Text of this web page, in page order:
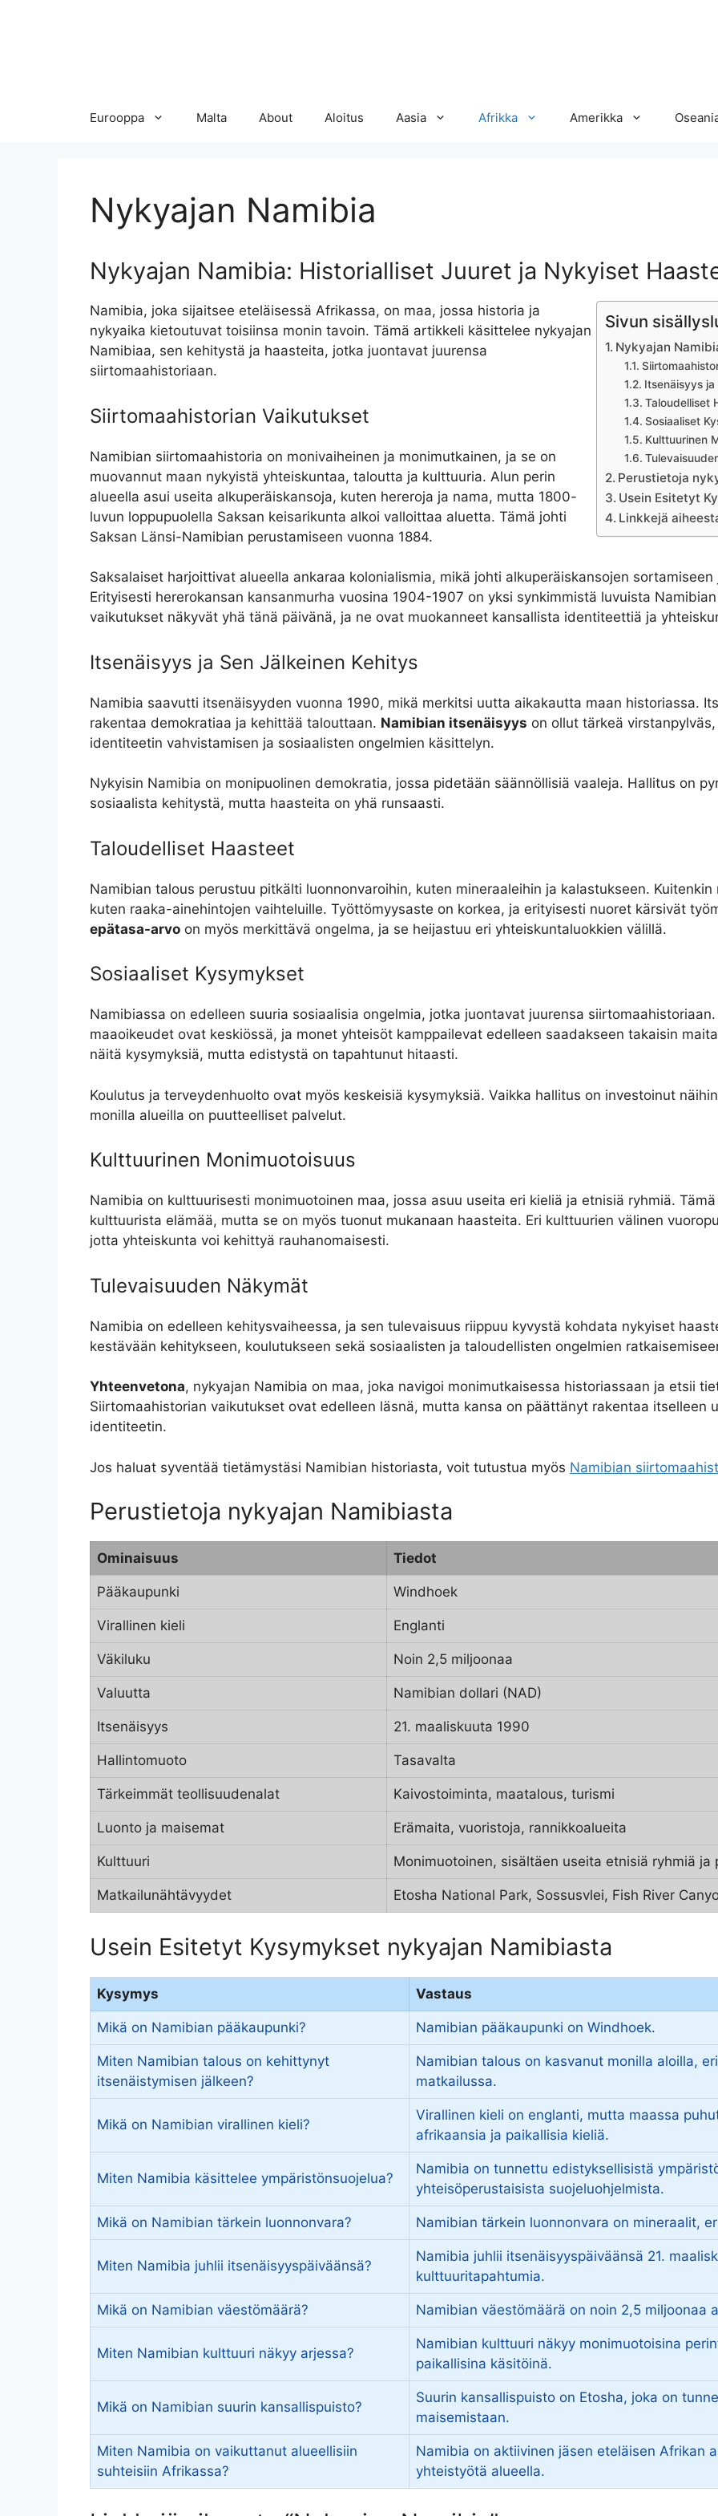
Eurooppa Malta About Aloitus Aasia Afrikka Amerikka
Nykyajan Namibia
Nykyajan Namibia: Historialliset Juuret ja Nykyiset
Sivun
Nykyajan
Itsenäisyys
Taloudelliset
Sosiaaliset
Kulttuurinen
Perustietoja
Usein Esitetyt
Linkkejä
Namibia, joka sijaitsee eteläisessä Afrikassa, on maa, jossa historia ja
nykyaika kietoutuvat toisiinsa monin tavoin. Tämä artikkeli käsittelee nykyajan
Namibiaa, sen kehitystä ja haasteita, jotka juontavat juurensa
siirtomaahistoriaan.
Siirtomaahistorian Vaikutukset
Namibian siirtomaahistoria on monivaiheinen ja monimutkainen, ja se on
muovannut maan nykyistä yhteiskuntaa, taloutta ja kulttuuria. Alun perin
alueella asui useita alkuperäiskansoja, kuten hereroja ja nama, mutta 1800-
luvun loppupuolella Saksan keisarikunta alkoi valloittaa aluetta. Tämä johti
Saksan Länsi-Namibian perustamiseen vuonna 1884.
Saksalaiset harjoittivat alueella ankaraa kolonialismia, mikä johti alkuperäiskansojen
Erityisesti hererokansan kansanmurha vuosina 1904-1907 on yksi synkimmistä luvuista
vaikutukset näkyvät yhä tänä päivänä, ja ne ovat muokanneet kansallista identiteettiä ja
Itsenäisyys ja Sen Jälkeinen Kehitys
Namibia saavutti itsenäisyyden vuonna 1990, mikä merkitsi uutta aikakautta maan historiassa.
rakentaa demokratiaa ja kehittää talouttaan. Namibian itsenäisyys on ollut tärkeä
identiteetin vahvistamisen ja sosiaalisten ongelmien käsittelyn.
Nykyisin Namibia on monipuolinen demokratia, jossa pidetään säännöllisiä vaaleja. Hallitus on
sosiaalista kehitystä, mutta haasteita on yhä runsaasti.
Taloudelliset Haasteet
Namibian talous perustuu pitkälti luonnonvaroihin, kuten mineraaleihin ja kalastukseen.
kuten raaka-ainehintojen vaihteluille. Työttömyysaste on korkea, ja erityisesti nuoret kärsivät
epätasa-arvo on myös merkittävä ongelma, ja se heijastuu eri yhteiskuntaluokkien välillä.
Sosiaaliset Kysymykset
Namibiassa on edelleen suuria sosiaalisia ongelmia, jotka juontavat juurensa
maaoikeudet ovat keskiössä, ja monet yhteisöt kamppailevat edelleen saadakseen takaisin
näitä kysymyksiä, mutta edistystä on tapahtunut hitaasti.
Koulutus ja terveydenhuolto ovat myös keskeisiä kysymyksiä. Vaikka hallitus on investoinut
monilla alueilla on puutteelliset palvelut.
Kulttuurinen Monimuotoisuus
Namibia on kulttuurisesti monimuotoinen maa, jossa asuu useita eri kieliä ja etnisiä ryhmiä.
kulttuurista elämää, mutta se on myös tuonut mukanaan haasteita. Eri kulttuurien välinen
jotta yhteiskunta voi kehittyä rauhanomaisesti.
Tulevaisuuden Näkymät
Namibia on edelleen kehitysvaiheessa, ja sen tulevaisuus riippuu kyvystä kohdata nykyiset
kestävään kehitykseen, koulutukseen sekä sosiaalisten ja taloudellisten ongelmien
Yhteenvetona, nykyajan Namibia on maa, joka navigoi monimutkaisessa historiassaan ja etsii
Siirtomaahistorian vaikutukset ovat edelleen läsnä, mutta kansa on päättänyt rakentaa itselleen
identiteetin.
Jos haluat syventää tietämystäsi Namibian historiasta, voit tutustua myös Namibian
Perustietoja nykyajan Namibiasta
Ominaisuus Tiedot
Pääkaupunki Windhoek
Virallinen kieli Englanti
Väkiluku Noin 2,5 miljoonaa
Valuutta Namibian dollari (NAD)
Itsenäisyys 21. maaliskuuta 1990
Hallintomuoto Tasavalta
Tärkeimmät teollisuudenalat Kaivostoiminta, maatalous, turismi
Luonto ja maisemat Erämaita, vuoristoja, rannikkoalueita
Kulttuuri Monimuotoinen, sisältäen useita etnisiä ryhmiä ja
Matkailunähtävyydet Etosha National Park, Sossusvlei, Fish River
Usein Esitetyt Kysymykset nykyajan Namibiasta
Kysymys Vastaus
Mikä on Namibian pääkaupunki? Namibian pääkaupunki on Windhoek.
Miten Namibian talous on kehittynyt
itsenäistymisen jälkeen?
Namibian talous on kasvanut monilla aloilla,
matkailussa.
Mikä on Namibian virallinen kieli?
Virallinen kieli on englanti, mutta maassa
afrikaansia ja paikallisia kieliä.
Miten Namibia käsittelee ympäristönsuojelua?
Namibia on tunnettu edistyksellisistä
yhteisöperustaisista suojeluohjelmista.
Mikä on Namibian tärkein luonnonvara? Namibian tärkein luonnonvara on mineraalit,
Miten Namibia juhlii itsenäisyyspäiväänsä?
Namibia juhlii itsenäisyyspäiväänsä 21.
kulttuuritapahtumia.
Mikä on Namibian väestömäärä? Namibian väestömäärä on noin 2,5 miljoonaa
Miten Namibian kulttuuri näkyy arjessa?
Namibian kulttuuri näkyy monimuotoisina
paikallisina käsitöinä.
Mikä on Namibian suurin kansallispuisto?
Suurin kansallispuisto on Etosha, joka on
maisemistaan.
Miten Namibia on vaikuttanut alueellisiin
suhteisiin Afrikassa?
Namibia on aktiivinen jäsen eteläisen Afrikan
yhteistyötä alueella.